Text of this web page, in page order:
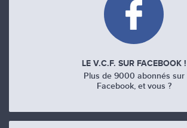
LE V.C.F. SUR FACEBOOK !
Plus de 9000 abonnés sur
Facebook, et vous ?